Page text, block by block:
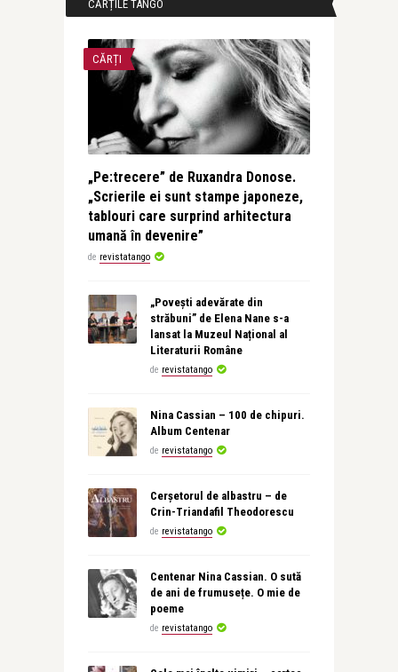
CĂRȚILE TANGO
CĂRȚI
„Pe:trecere” de Ruxandra Donose.
„Scrierile ei sunt stampe japoneze,
tablouri care surprind arhitectura
umană în devenire”
de revistatango
„Povești adevărate din
străbuni” de Elena Nane s-a
lansat la Muzeul Național al
Literaturii Române
de revistatango
Nina Cassian – 100 de chipuri.
Album Centenar
de revistatango
Cerșetorul de albastru – de
Crin-Triandafil Theodorescu
de revistatango
Centenar Nina Cassian. O sută
de ani de frumusețe. O mie de
poeme
de revistatango